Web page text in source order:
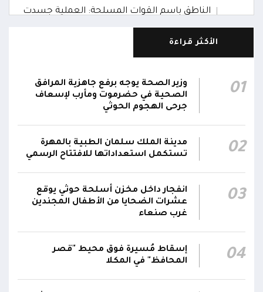
الناطق باسم القوات المسلحة: العملية جسدت
وحدة المحاور والقيادة والسيطرة للقوات المسلحة
05:35
الناطق باسم القوات المسلحة: نفذنا عملاً عسكرياً
ضد العناصر الحوثية الإرهابية وعتادها
04:17
الحيمة بالتحيتا وحيس جنوب الحديدة
أقر #مجلس_الدفاع_الوطني استمرار انعقاده بصورة
دائمة لمتابعة التطورات الميدانية والأمنية واتخاذ ما
يلزم من إجراءات بصورة عاجلة ومستمرة بما
يضمن سرعة الاستجابة للتصعيد الحوثي والتعامل
مع تداعياته على مختلف المستويات
الأكثر قراءة
01
وزير الصحة يوجه برفع جاهزية المرافق
الصحية في حضرموت ومأرب لإسعاف
جرحى الهجوم الحوثي
02
مدينة الملك سلمان الطبية بالمهرة
تستكمل استعداداتها للافتتاح الرسمي
03
انفجار داخل مخزن أسلحة حوثي يوقع
عشرات الضحايا من الأطفال المجندين
غرب صنعاء
04
إسقاط مُسيرة فوق محيط "قصر
المحافظ" في المكلا